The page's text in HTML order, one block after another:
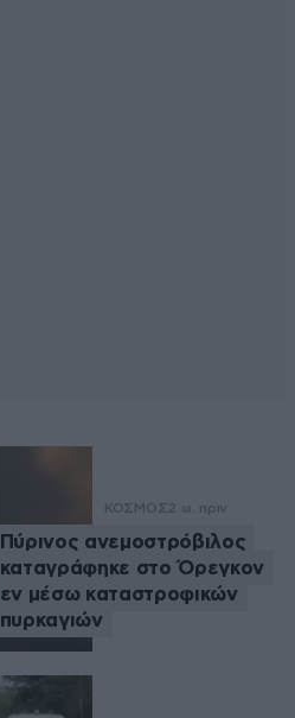
ΚΟΣΜΟΣ2 ω. πριν
Πύρινος ανεμοστρόβιλος
καταγράφηκε στο Όρεγκον
εν μέσω καταστροφικών
πυρκαγιών